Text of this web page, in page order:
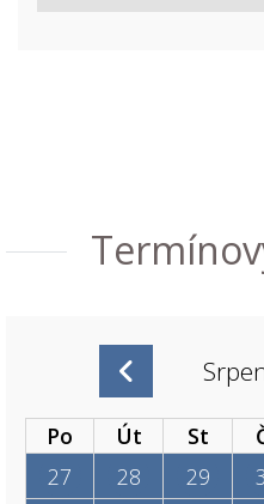
Po Út St
27
28 29